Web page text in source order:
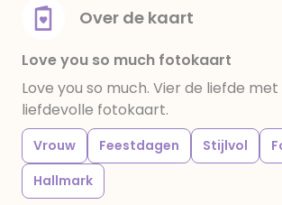
Over de kaart
Love you so much fotokaart
Love you so much. Vier de liefde met
liefdevolle fotokaart.
Vrouw Feestdagen Stijlvol
Hallmark